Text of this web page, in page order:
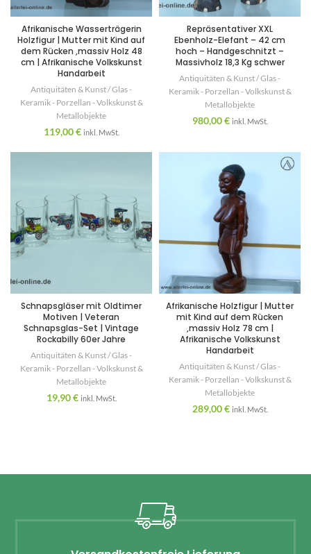
Afrikanische Wasserträgerin
Holzfigur | Mutter mit Kind auf
dem Rücken ,massiv Holz 48
cm | Afrikanische Volkskunst
Handarbeit
Antiquitäten & Kunst / Glas -
Keramik - Porzellan - Volkskunst &
Metallobjekte
119,00€ inkl. MwSt.
Repräsentativer XXL
Ebenholz-Elefant – 42 cm
hoch – Handgeschnitzt –
Massivholz 18,3 Kg schwer
Antiquitäten & Kunst / Glas -
Keramik - Porzellan - Volkskunst &
Metallobjekte
980,00€ inkl. MwSt.
Schnapsgläser mit Oldtimer
Motiven | Veteran
Schnapsglas-Set | Vintage
Rockabilly 60er Jahre
Antiquitäten & Kunst / Glas -
Keramik - Porzellan - Volkskunst &
Metallobjekte
19,90€ inkl. MwSt.
Afrikanische Holzfigur | Mutter
mit Kind auf dem Rücken
,massiv Holz 78 cm |
Afrikanische Volkskunst
Handarbeit
Antiquitäten & Kunst / Glas -
Keramik - Porzellan - Volkskunst &
Metallobjekte
289,00€ inkl. MwSt.